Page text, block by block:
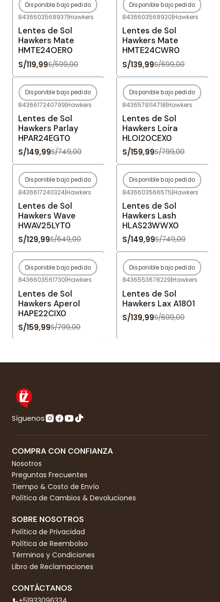
-80%OFF
Agotado
Disponible bajo pedido
8436603568937|Hawkers
Lentes de Sol
Hawkers Mate
HMTE24OER0
S/119,99S/599,00
-80%OFF
Agotado
Disponible bajo pedido
8436603568920|Hawkers
Lentes de Sol
Hawkers Mate
HMTE24CWR0
S/139,99S/699,00
-80%OFF
Agotado
Disponible bajo pedido
8436617240799|Hawkers
Lentes de Sol
Hawkers Parlay
HPAR24EGT0
S/149,99S/749,00
-80%OFF
Agotado
Disponible bajo pedido
8436579114718|Hawkers
Lentes de Sol
Hawkers Loira
HLOI20CEX0
S/159,99S/799,00
-80%OFF
Agotado
Disponible bajo pedido
8436617240324|Hawkers
Lentes de Sol
Hawkers Wave
HWAV25LYT0
S/129,99S/649,00
-80%OFF
Agotado
Disponible bajo pedido
8436603566575|Hawkers
Lentes de Sol
Hawkers Lash
HLAS23WWX0
S/149,99S/749,00
-80%OFF
Agotado
Disponible bajo pedido
8436603561730|Hawkers
Lentes de Sol
Hawkers Aperol
HAPE22CIX0
S/159,99S/799,00
-80%OFF
Agotado
Disponible bajo pedido
8436553678229|Hawkers
Lentes de Sol
Hawkers Lax A1801
S/139,99S/699,00
Síguenos
COMPRA CON CONFIANZA
Nosotros
Preguntas Frecuentes
Tiempo & Costo de Envío
Política de Cambios & Devoluciones
SOBRE NOSOTROS
Política de Privacidad
Política de Reembolso
Términos y Condiciones
Libro de Reclamaciones
CONTÁCTANOS